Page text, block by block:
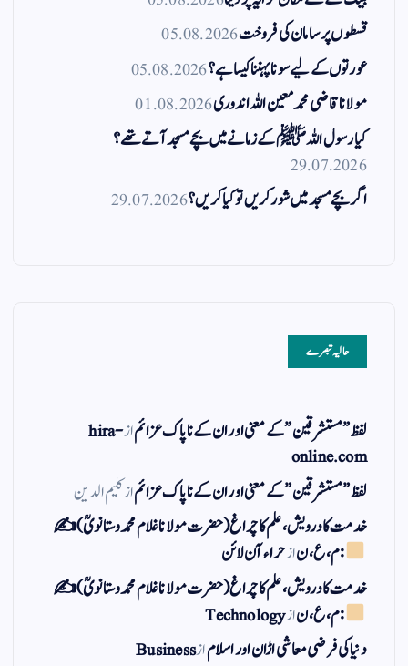
قسطوں پر سامان کی فروخت05.08.2026
عورتوں کے لیے سونا پہننا کیسا ہے؟05.08.2026
مولانا قاضی محمد معین اللہ اندوری01.08.2026
کیا رسول اللہ ﷺ کے زمانے میں بچے مسجد آتے تھے؟
29.07.2026
اگر بچے مسجد میں شور کریں تو کیا کریں؟29.07.2026
حالیہ تبصرے
لفظ ” مستشرقین ” کے معنی اور ان کے نا پاک عزائمازhira-
online.com
لفظ ” مستشرقین ” کے معنی اور ان کے نا پاک عزائمازکلیم الدین
خدمت کا درویش، علم کا چراغ(حضرت مولانا غلام محمد وستانویؒ)✍
: م ، ع ، نازحراء آن لائن
خدمت کا درویش، علم کا چراغ(حضرت مولانا غلام محمد وستانویؒ)✍
: م ، ع ، نازTechnology
دنیا کی فرضی معاشی اڑان اور اسلامازBusiness